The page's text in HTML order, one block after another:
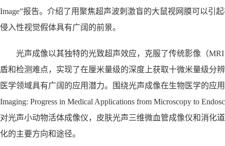
Image”报告。介绍了用聚焦超声波刺激盲的大鼠视网膜可以引
侵入性视觉假体具有广阔的前景。
光声成像以其独特的光致超声效应，克服了传统影像（
盾和检测难点，实现了在厘米量级的深度上获取十微米量级分
医学领域具有广阔的应用潜力。围绕光声成像在生物医学的应
Imaging: Progress in Medical Applications from Microscopy to
对光声小动物活体成像仪，皮肤光声三维微血管成像仪和消化
化的主要方向和途径。